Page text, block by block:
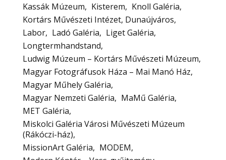
Kassák Múzeum
Kisterem
Knoll Galéria
Kortárs Művészeti Intézet, Dunaújváros
Labor
Ladó Galéria
Liget Galéria
Longtermhandstand
Ludwig Múzeum – Kortárs Művészeti Múzeum
Magyar Fotográfusok Háza – Mai Manó Ház
Magyar Műhely Galéria
Magyar Nemzeti Galéria
MaMű Galéria
MET Galéria
Miskolci Galéria Városi Művészeti Múzeum
(Rákóczi-ház)
MissionArt Galéria
MODEM